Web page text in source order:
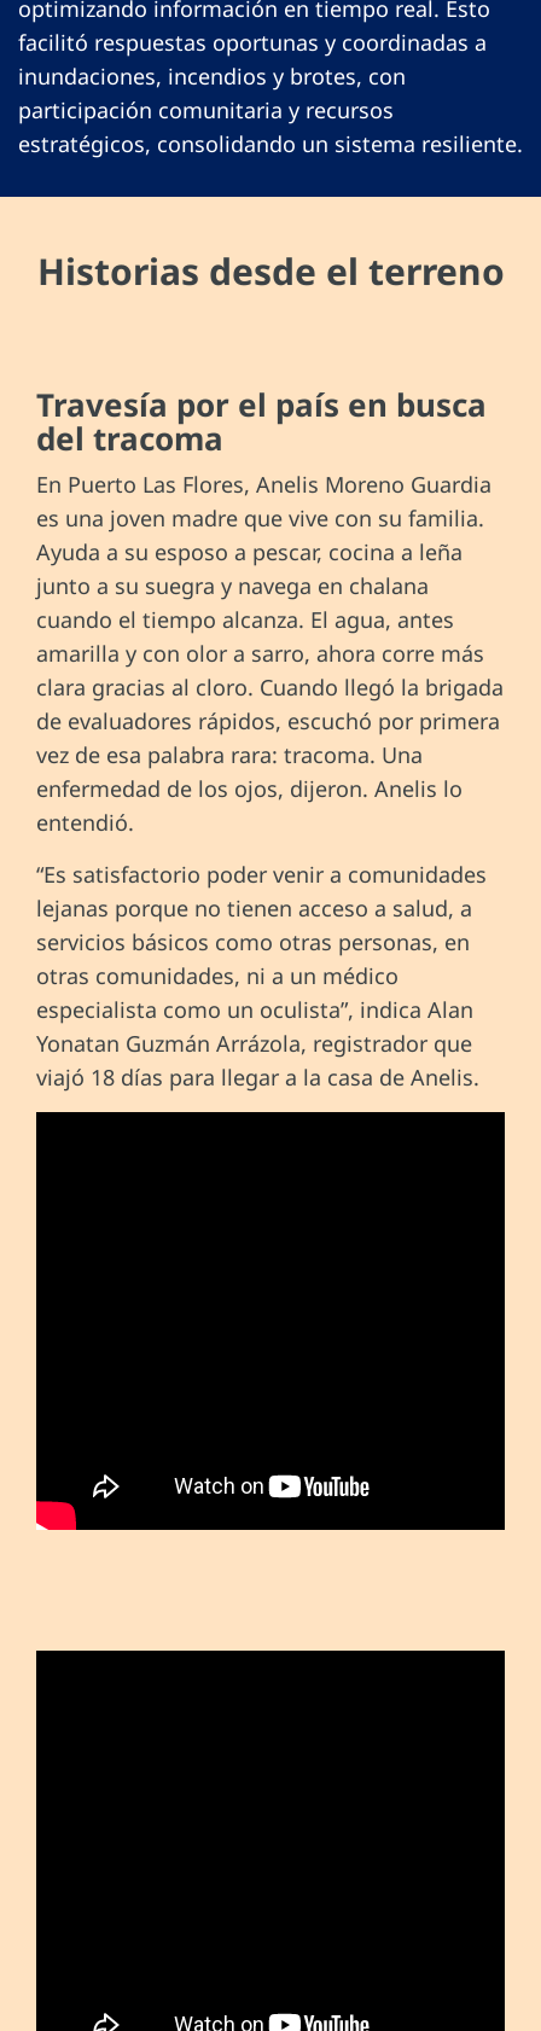
optimizando información en tiempo real. Esto
facilitó respuestas oportunas y coordinadas a
inundaciones, incendios y brotes, con
participación comunitaria y recursos
estratégicos, consolidando un sistema resiliente.
Historias desde el terreno
Travesía por el país en busca
del tracoma
En Puerto Las Flores, Anelis Moreno Guardia
es una joven madre que vive con su familia.
Ayuda a su esposo a pescar, cocina a leña
junto a su suegra y navega en chalana
cuando el tiempo alcanza. El agua, antes
amarilla y con olor a sarro, ahora corre más
clara gracias al cloro. Cuando llegó la brigada
de evaluadores rápidos, escuchó por primera
vez de esa palabra rara: tracoma. Una
enfermedad de los ojos, dijeron. Anelis lo
entendió.
“Es satisfactorio poder venir a comunidades
lejanas porque no tienen acceso a salud, a
servicios básicos como otras personas, en
otras comunidades, ni a un médico
especialista como un oculista”, indica Alan
Yonatan Guzmán Arrázola, registrador que
viajó 18 días para llegar a la casa de Anelis.